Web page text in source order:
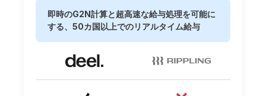
即時のG2N計算と超高速な給与処理を可能に
する、50カ国以上でのリアルタイム給与